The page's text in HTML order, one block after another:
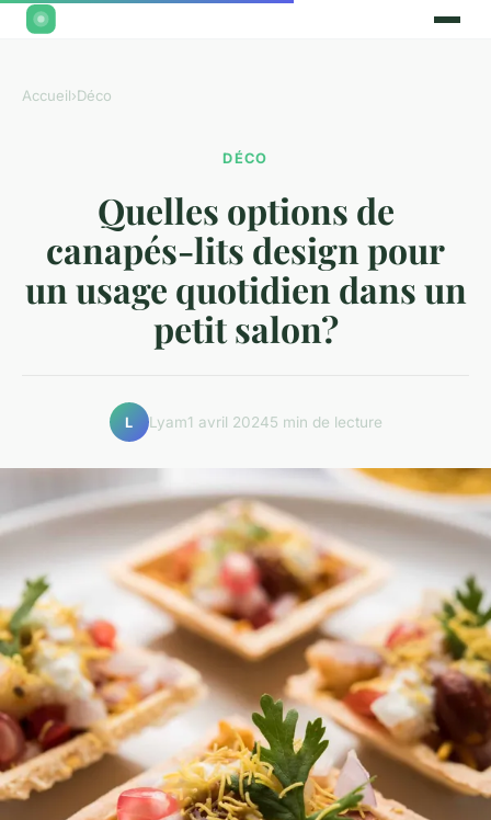
Accueil›Déco
DÉCO
Quelles options de
canapés-lits design pour
un usage quotidien dans un
petit salon?
L Lyam1 avril 20245 min de lecture